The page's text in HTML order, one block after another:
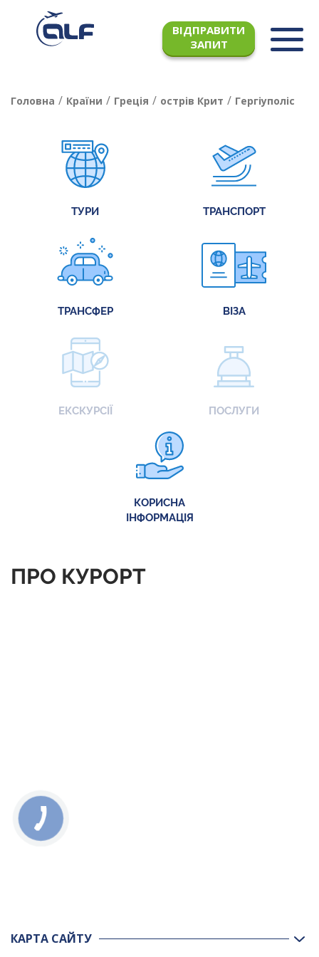
ВІДПРАВИТИ
ЗАПИТ
Головна / Країни / Греція / острів Крит / Гергіуполіс
ТУРИ ТРАНСПОРТ
ТРАНСФЕР ВІЗА
ЕКСКУРСІЇ ПОСЛУГИ
КОРИСНА
ІНФОРМАЦІЯ
ПРО КУРОРТ
КАРТА САЙТУ